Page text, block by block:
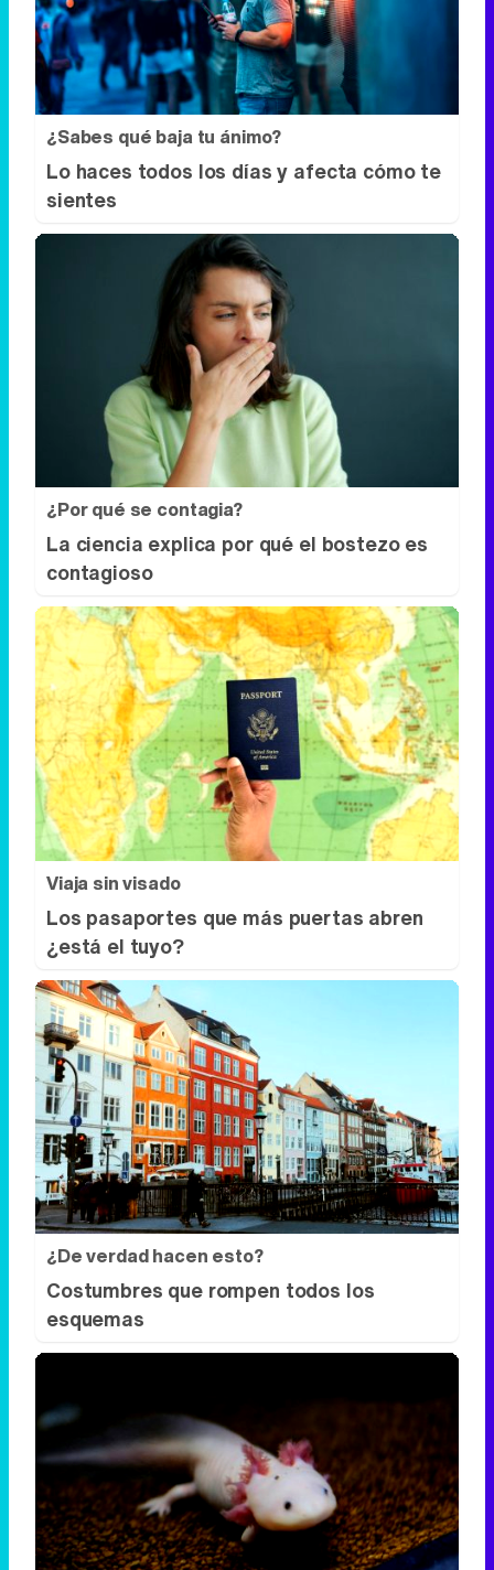
Lo haces todos los días y afecta cómo te
sientes
¿Por qué se contagia?
La ciencia explica por qué el bostezo es
contagioso
Viaja sin visado
Los pasaportes que más puertas abren
¿está el tuyo?
¿De verdad hacen esto?
Costumbres que rompen todos los
esquemas
¿Sabías que existen?
Estas criaturas existen y parecen
sacadas de otro planeta